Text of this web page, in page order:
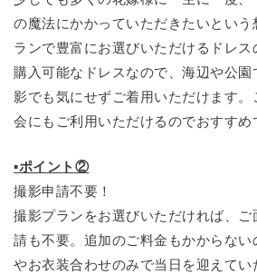
の魔法にかかっていただきたいとい
ランで豊富にお選びいただけるドレ
購入可能なドレスなので、海辺や公
影でも気にせずご着用いただけます。
会にもご利用いただけるのでおすすめ
▪ポイント②
撮影申請不要！
撮影プランをお選びいただければ、ご
請も不要。追加のご料金もかからな
やお衣装合わせのみで当日を迎えてい